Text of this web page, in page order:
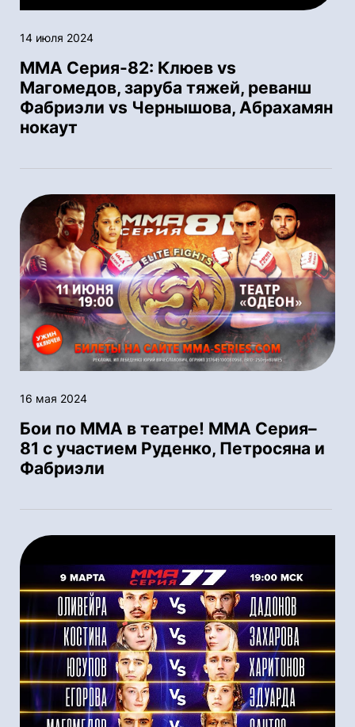
14 июля 2024
ММА Серия-82: Клюев vs
Магомедов, заруба тяжей, реванш
Фабриэли vs Чернышова, Абрахамян
нокаут
16 мая 2024
Бои по ММА в театре! ММА Серия–
81 с участием Руденко, Петросяна и
Фабриэли